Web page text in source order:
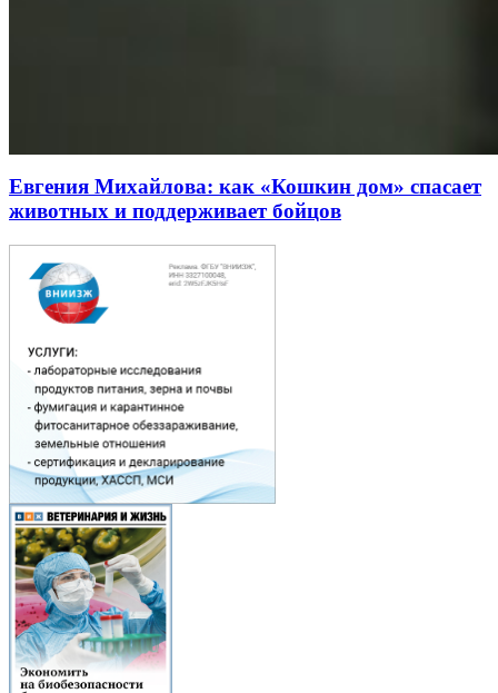
Евгения Михайлова: как «Кошкин дом» спасает
животных и поддерживает бойцов